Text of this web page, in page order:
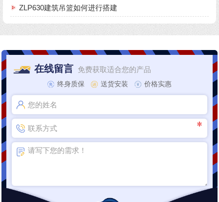
ZLP630建筑吊篮如何进行搭建
在线留言 免费获取适合您的产品
终身质保 送货安装 价格实惠